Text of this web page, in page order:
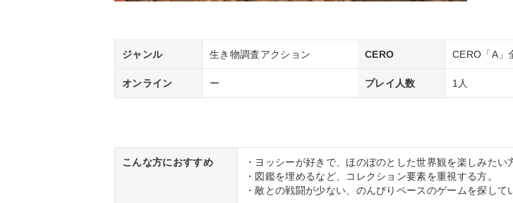
ジャンル 生き物調査アクション CERO CERO「A」
オンライン ー プレイ人数 1人
こんな方におすすめ
・ヨッシーが好きで、ほのぼのとした世界観を楽しみたい
・図鑑を埋めるなど、コレクション要素を重視する方。
・敵との戦闘が少ない、のんびりペースのゲームを探して